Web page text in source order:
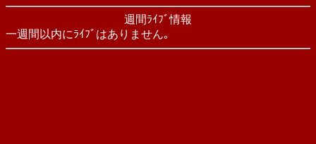
週間ﾗｲﾌﾞ情報
一週間以内にﾗｲﾌﾞはありません｡